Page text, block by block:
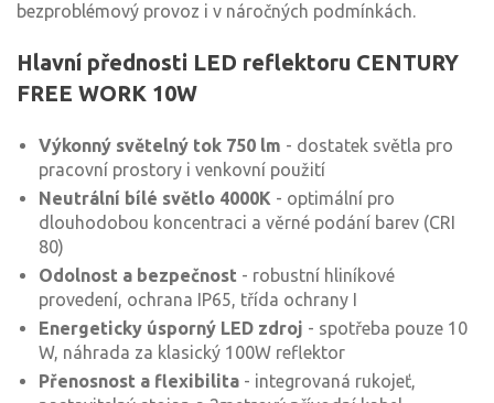
bezproblémový provoz i v náročných podmínkách.
Hlavní přednosti LED reflektoru CENTURY
FREE WORK 10W
Výkonný světelný tok 750 lm - dostatek světla pro
pracovní prostory i venkovní použití
Neutrální bílé světlo 4000K - optimální pro
dlouhodobou koncentraci a věrné podání barev (CRI
80)
Odolnost a bezpečnost - robustní hliníkové
provedení, ochrana IP65, třída ochrany I
Energeticky úsporný LED zdroj - spotřeba pouze 10
W, náhrada za klasický 100W reflektor
Přenosnost a flexibilita - integrovaná rukojeť,